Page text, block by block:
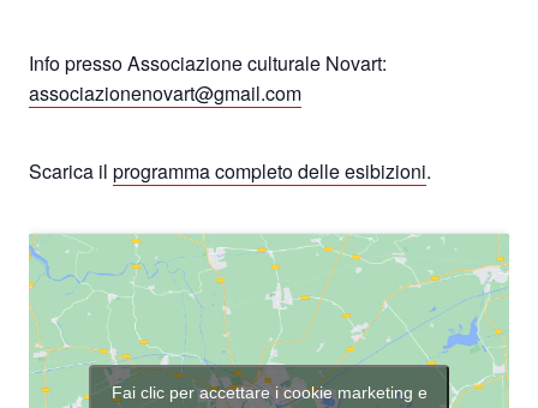
Info presso Associazione culturale Novart:
associazionenovart@gmail.com
Scarica il programma completo delle esibizioni.
Fai clic per accettare i cookie marketing e